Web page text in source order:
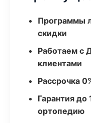
Программы
скидки
Работаем с
клиентами
Рассрочка
Гарантия до
ортопедию